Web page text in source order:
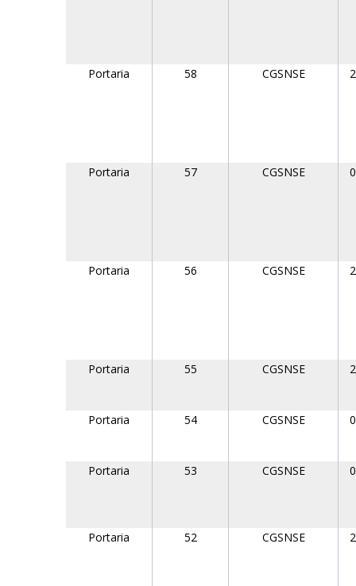
Portaria 58 CGSNSE
Portaria 57 CGSNSE
Portaria 56 CGSNSE
Portaria 55 CGSNSE
Portaria 54 CGSNSE
Portaria 53 CGSNSE
Portaria 52 CGSNSE